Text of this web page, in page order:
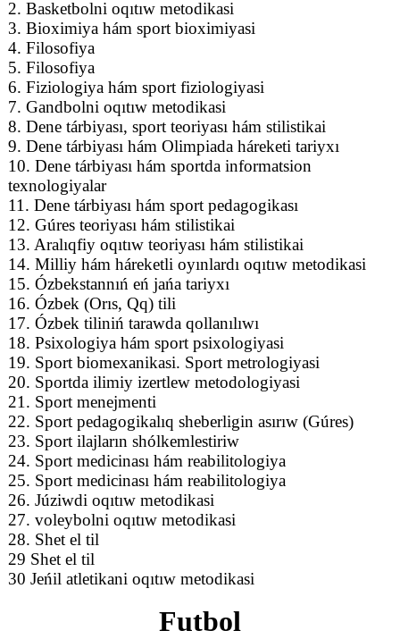
2. Basketbolni oqıtıw metodikasi
3. Bioximiya hám sport bioximiyasi
4. Filosofiya
5. Filosofiya
6. Fiziologiya hám sport fiziologiyasi
7. Gandbolni oqıtıw metodikasi
8. Dene tárbiyası, sport teoriyası hám stilistikai
9. Dene tárbiyası hám Olimpiada háreketi tariyxı
10. Dene tárbiyası hám sportda informatsion
texnologiyalar
11. Dene tárbiyası hám sport pedagogikası
12. Gúres teoriyası hám stilistikai
13. Aralıqfiy oqıtıw teoriyası hám stilistikai
14. Milliy hám háreketli oyınlardı oqıtıw metodikasi
15. Ózbekstannıń eń jańa tariyxı
16. Ózbek (Orıs, Qq) tili
17. Ózbek tiliniń tarawda qollanılıwı
18. Psixologiya hám sport psixologiyasi
19. Sport biomexanikasi. Sport metrologiyasi
20. Sportda ilimiy izertlew metodologiyasi
21. Sport menejmenti
22. Sport pedagogikalıq sheberligin asırıw (Gúres)
23. Sport ilajların shólkemlestiriw
24. Sport medicinası hám reabilitologiya
25. Sport medicinası hám reabilitologiya
26. Júziwdi oqıtıw metodikasi
27. voleybolni oqıtıw metodikasi
28. Shet el til
29 Shet el til
30 Jeńil atletikani oqıtıw metodikasi
Futbol